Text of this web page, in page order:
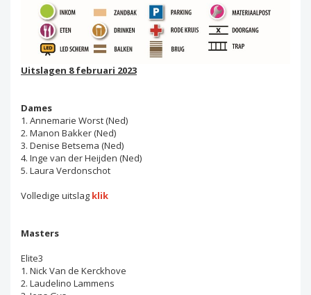
Uitslagen 8 februari 2023
Dames
1. Annemarie Worst (Ned)
2. Manon Bakker (Ned)
3. Denise Betsema (Ned)
4. Inge van der Heijden (Ned)
5. Laura Verdonschot
Volledige uitslag klik
Masters
Elite3
1. Nick Van de Kerckhove
2. Laudelino Lammens